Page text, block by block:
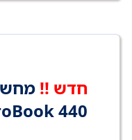
חדש !!
440